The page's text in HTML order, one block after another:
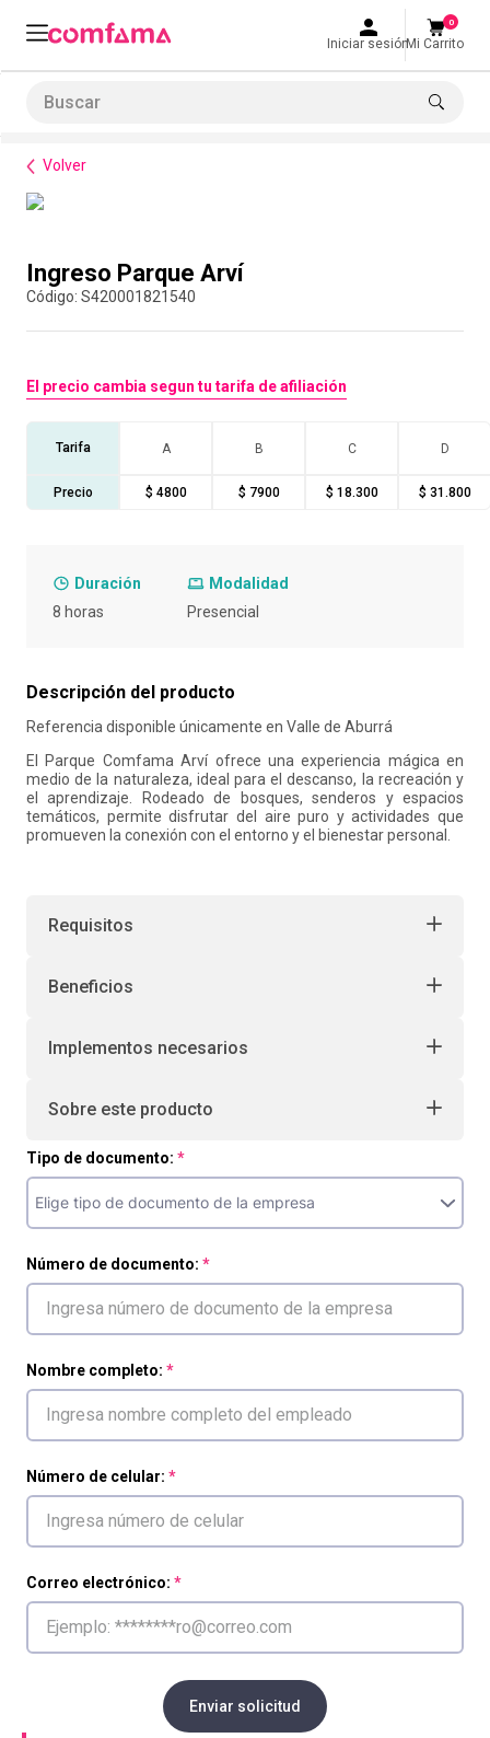
Iniciar sesiónMi Carrito
0
Volver
Ingreso Parque Arví
: S420001821540
El precio cambia segun tu tarifa de afiliación
Tarifa A B C D
Precio $ 4800 $ 7900 $ 18.300 $ 31.800
Duración
8 horas
Modalidad
Presencial
Descripción del producto
Referencia disponible únicamente en Valle de Aburrá
El Parque Comfama Arví ofrece una experiencia mágica en
medio de la naturaleza, ideal para el descanso, la recreación y
el aprendizaje. Rodeado de bosques, senderos y espacios
temáticos, permite disfrutar del aire puro y actividades que
promueven la conexión con el entorno y el bienestar personal.
Requisitos
Beneficios
Implementos necesarios
Sobre este producto
Tipo de documento:
Número de documento:
Nombre completo:
Número de celular:
Correo electrónico:
Enviar solicitud
5.
tiqueteras
7.
torneo bolos
talleres creativos
9 .
refrigerio